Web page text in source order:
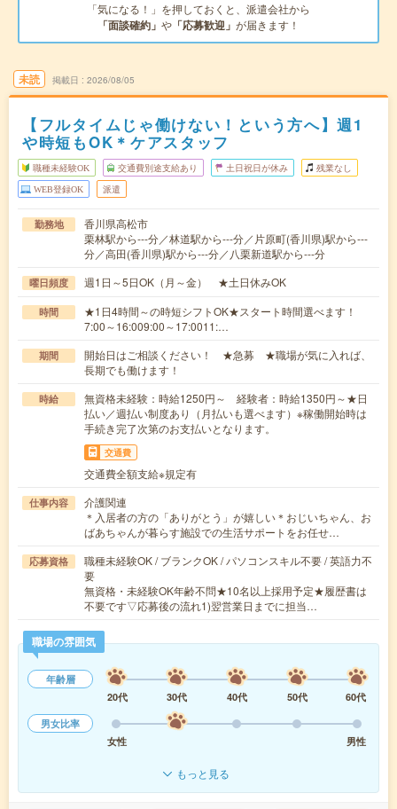
「気になる！」を押しておくと、派遣会社から
「面談確約」 や 「応募歓迎」 が届きます！
未読 掲載日 2026/08/05
【フルタイムじゃ働けない！という方へ】週1
や時短もOK＊ケアスタッフ
職種未経験OK 交通費別途支給あり 土日祝日が休み 残業なし
WEB登録OK 派遣
勤務地
香川県高松市
栗林駅から---分／林道駅から---分／片原町(香川県)駅から---
分／高田(香川県)駅から---分／八栗新道駅から---分
曜日頻度 週1日～5日OK（月～金） ★土日休みOK
時間
★1日4時間～の時短シフトOK★スタート時間選べます！
7:00～16:009:00～17:0011:…
期間
開始日はご相談ください！ ★急募 ★職場が気に入れば、
長期でも働けます！
時給
無資格未経験：時給1250円～ 経験者：時給1350円～★日
払い／週払い制度あり（月払いも選べます）※稼働開始時は
手続き完了次第のお支払いとなります。
交通費
交通費全額支給※規定有
仕事内容
介護関連
＊入居者の方の「ありがとう」が嬉しい＊おじいちゃん、お
ばあちゃんが暮らす施設での生活サポートをお任せ…
応募資格
職種未経験OK / ブランクOK / パソコンスキル不要 / 英語力不
要
無資格・未経験OK年齢不問★10名以上採用予定★履歴書は
不要です▽応募後の流れ1)翌営業日までに担当…
職場の雰囲気
年齢層
20代
30代 40代 50代
60代
男女比率
女性
男性
もっと見る